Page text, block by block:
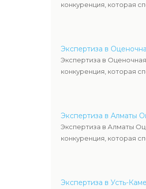
конкуренция, которая
Экспертиза в
Экспертиза в
конкуренция, которая
Экспертиза в Алматы
Экспертиза в Алматы
конкуренция, которая
Экспертиза в Усть-